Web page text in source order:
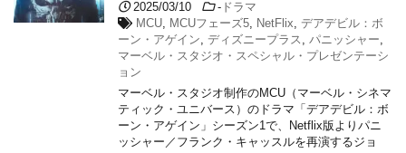
2025/03/10 - ドラマ
MCU
MCUフェーズ5 NetFlix ,デアデビル：ボ
ーン・アゲイン
ディズニープラス パニッシャー
マーベル・スタジオ・スペシャル・プレゼンテーシ
ョン
マーベル・スタジオ制作のMCU（マーベル・シネマ
ティック・ユニバース）のドラマ「デアデビル：ボ
ーン・アゲイン」シーズン1で、Netflix版よりパニ
ッシャー／フランク・キャッスルを再演するジョ